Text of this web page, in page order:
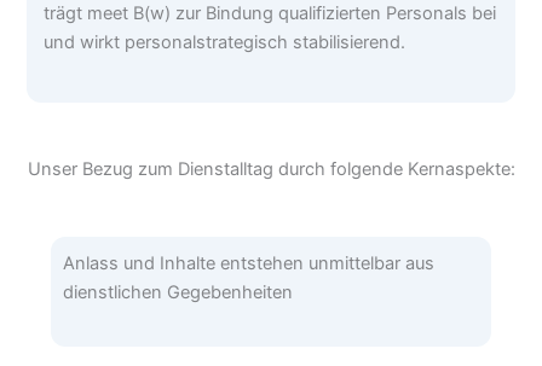
trägt meet B(w) zur Bindung qualifizierten Personals bei
und wirkt personalstrategisch stabilisierend.
Unser Bezug zum Dienstalltag durch folgende Kernaspekte:
Anlass und Inhalte entstehen unmittelbar aus
dienstlichen Gegebenheiten